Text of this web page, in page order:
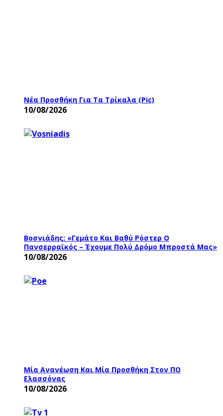
Νέα Προσθήκη Για Τα Τρίκαλα (pic)
10/08/2026
Βοσνιάδης: «Γεμάτο Και Βαθύ Ρόστερ Ο
Πανσερραϊκός – Έχουμε Πολύ Δρόμο Μπροστά Μας»
10/08/2026
Μία Ανανέωση Και Μία Προσθήκη Στον ΠΟ
Ελασσόνας
10/08/2026